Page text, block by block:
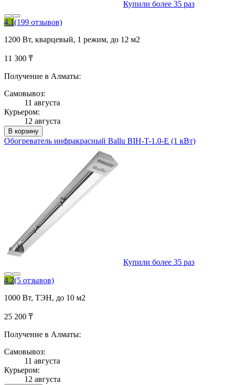
Купили более 35 раз
4.1(199 отзывов)
1200 Вт, кварцевый, 1 режим, до 12 м2
11 300 ₸
Получение в Алматы:
Самовывоз:
11 августа
Курьером:
12 августа
В корзину
Обогреватель инфракрасный Ballu BIH-T-1.0-E (1 кВт)
Купили более 35 раз
4.2(5 отзывов)
1000 Вт, ТЭН, до 10 м2
25 200 ₸
Получение в Алматы:
Самовывоз:
11 августа
Курьером:
12 августа